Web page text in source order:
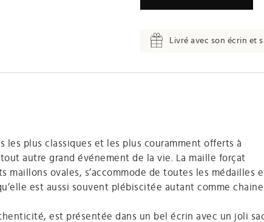
Livré avec son écrin et
les plus classiques et les plus couramment offerts à
tout autre grand événement de la vie. La maille forçat
maillons ovales, s’accommode de toutes les médailles
est aussi souvent plébiscitée autant comme chaine
est présentée dans un bel écrin avec un joli